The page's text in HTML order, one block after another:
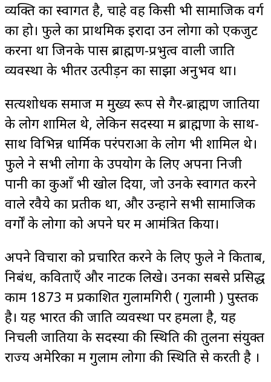
व्यक्ति का स्वागत है, चाहे वह किसी भी सामाजिक वर्ग
का हो। फुले का प्राथमिक इरादा उन लोगों को एकजुट
करना था जिनके पास ब्राह्मण-प्रभुत्व वाली जाति
व्यवस्था के भीतर उत्पीड़न का साझा अनुभव था।
सत्यशोधक समाज में मुख्य रूप से गैर-ब्राह्मण जातियों
के लोग शामिल थे, लेकिन सदस्यों में ब्राह्मणों के साथ-
साथ विभिन्न धार्मिक परंपराओं के लोग भी शामिल थे।
फुले ने सभी लोगों के उपयोग के लिए अपना निजी
पानी का कुआँ भी खोल दिया, जो उनके स्वागत करने
वाले रवैये का प्रतीक था, और उन्होंने सभी सामाजिक
वर्गों के लोगों को अपने घर में आमंत्रित किया।
अपने विचारों को प्रचारित करने के लिए फुले ने किताबें,
निबंध, कविताएँ और नाटक लिखे। उनका सबसे प्रसिद्ध
काम 1873 में प्रकाशित गुलामगिरी ( गुलामी ) पुस्तक
है। यह भारत की जाति व्यवस्था पर हमला है, यह
निचली जातियों के सदस्यों की स्थिति की तुलना संयुक्त
राज्य अमेरिका में गुलाम लोगों की स्थिति से करती है ।